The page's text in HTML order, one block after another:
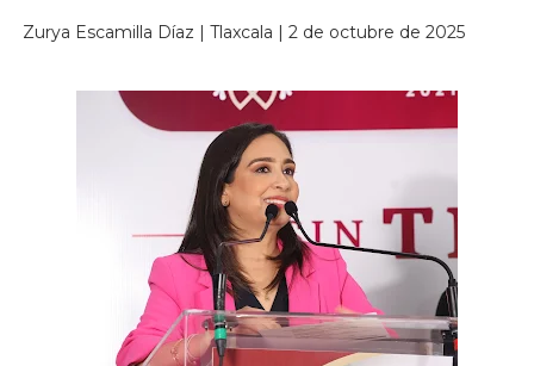
Zurya Escamilla Díaz | Tlaxcala | 2 de octubre de 2025